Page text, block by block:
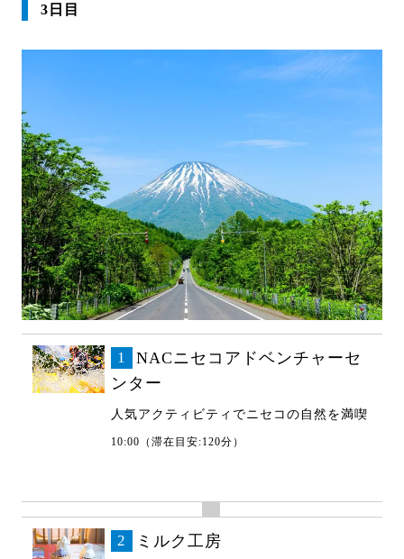
3日目
1
NACニセコアドベンチャーセ
ンター
人気アクティビティでニセコの自然を満喫
10:00（滞在目安:120分）
2 ミルク工房